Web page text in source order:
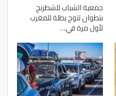
جمعية الشباب للشطرنج
بتطوان تتوج بطلة للمغرب
لأول مرة في…